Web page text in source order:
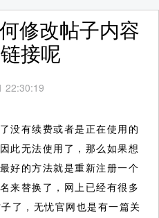
修改帖子内容
接呢
22:30:19
没有续费或者是正在使用的
此无法使用了，那么如果想
好的方法就是重新注册一个
来替换了，网上已经有很多
了，无忧官网也是有一篇关